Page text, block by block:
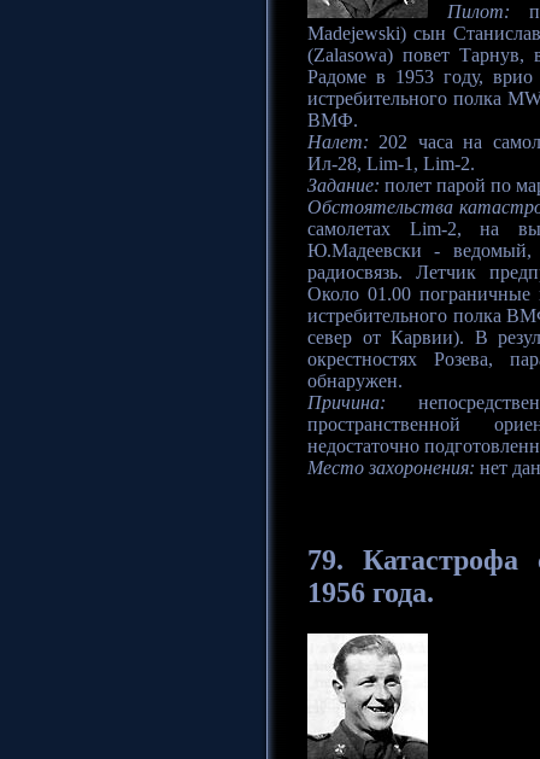
Пилот:
Madejewski) сын
(Zalasowa) повет
Радоме в 1953 году,
истребительного полка
ВМФ.
Налет: 202 часа на
Ил-28, Lim-1, Lim-2.
Задание: полет парой по
Обстоятельства
самолетах Lim-2, на
Ю.Мадеевски - ведомый,
радиосвязь. Летчик
Около 01.00 пограничные
истребительного полка
север от Карвии). В
окрестностях Розева,
обнаружен.
Причина:
пространственной
недостаточно
Место захоронения: нет
79. Катастрофа
1956 года.